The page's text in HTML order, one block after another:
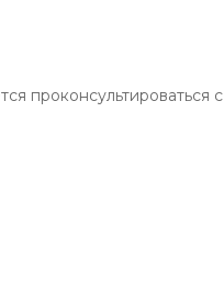
проконсультироваться с